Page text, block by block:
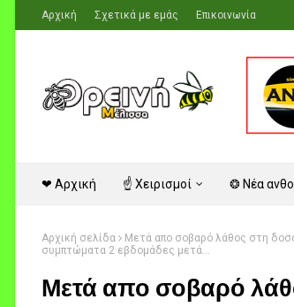
Αρχική Σχετικά με εμάς Επικοινωνία
❤ Αρχική ☝ Χειρισμοί ❂ Νέα
Αρχική σελίδα
Μετά απο σοβαρό λάθος στη
συμπτώματα 2 εβδομάδες μετά...
Μετά απο σοβαρό